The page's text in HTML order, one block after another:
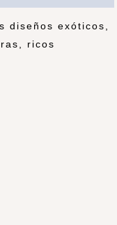
diseños exóticos,
ricos